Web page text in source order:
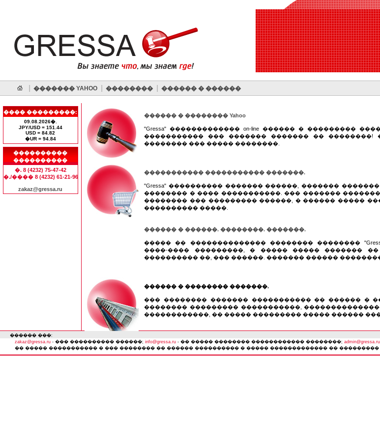
������� YAHOO �������� ������ � ������
���� ���������:
09.08.2026�.
JPY/USD = 151.44
USD = 84.82
�UR = 94.84
����������
����������
�. 8 (4232) 75-47-42
�./���� 8 (4232) 61-21-96
zakaz@gressa.ru
������ � �������� Yahoo
"Gressa" ������������� on-line ������ � ���������
����������� ��� ������� ������� �� ��������!
�������� ��� ����� ��������.
����������� ����������� �������.
"Gressa" ���������� ������� ������, �������
�������� � ���� �����������. ��� �������
�������� ��� ��������� ������, � ������ �����
���������� �����.
������ � ������. ��������. �������.
����� �� �������������� �������� ��������
����-���� ���������, � ����� ����� ������� ��
���������� ��, ��� ������. ������� ������
������ � �������� �������.
��� �������� ������� ����������� �� ������ �
�������� ��������� �����������,
������������, �� ����� ��������� ����� ������
������ ���:
zakaz@gressa.ru- ��� ���������� ������; info@gressa.ru- �� ����� �������� ������������ ��������; admin@gressa.ru
�� ����� ����������� � ��� �������� �� ������ ���������� � ����� ������������� �� ��������� ��